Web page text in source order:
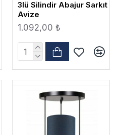
3lü Silindir Abajur Sarkıt
Avize
1.092,00 ₺